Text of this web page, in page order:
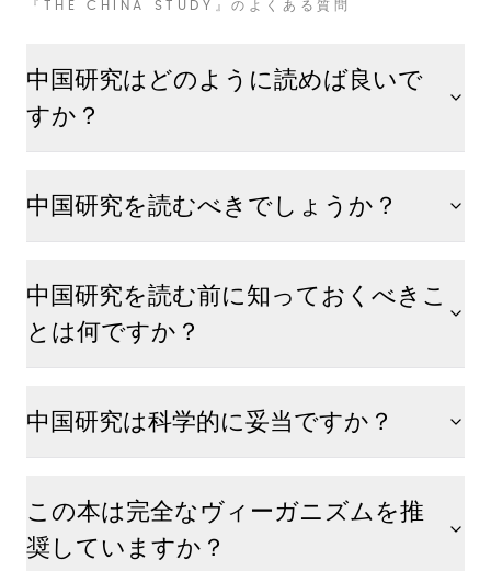
『THE CHINA STUDY』のよくある質問
中国研究はどのように読めば良いで
すか？
中国研究を読むべきでしょうか？
中国研究を読む前に知っておくべきこ
とは何ですか？
中国研究は科学的に妥当ですか？
この本は完全なヴィーガニズムを推
奨していますか？